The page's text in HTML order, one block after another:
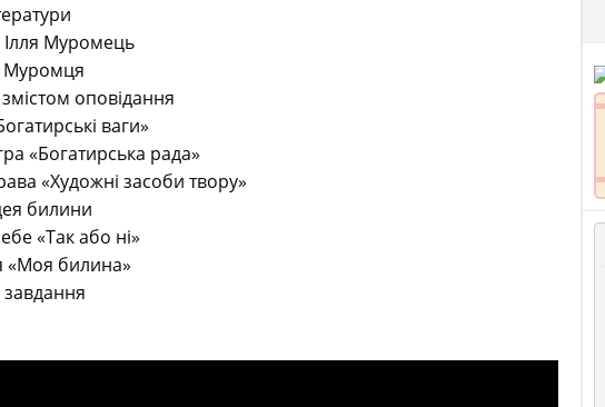
Ілля Муромець
Муромця
оповідання
ваги»
«Богатирська рада»
«Художні засоби твору»
билини
«Так або ні»
«Моя билина»